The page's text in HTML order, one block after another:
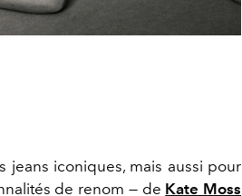
jeans iconiques, mais aussi pour
de renom — de Kate Moss